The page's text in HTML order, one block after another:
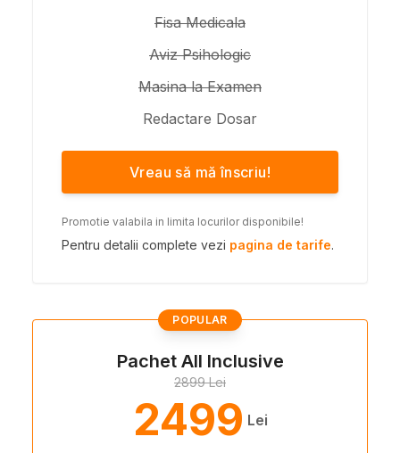
Fisa Medicala
Aviz Psihologic
Masina la Examen
Redactare Dosar
Vreau să mă înscriu!
Promotie valabila in limita locurilor disponibile!
Pentru detalii complete vezi pagina de tarife.
POPULAR
Pachet All Inclusive
2899 Lei
2499 Lei